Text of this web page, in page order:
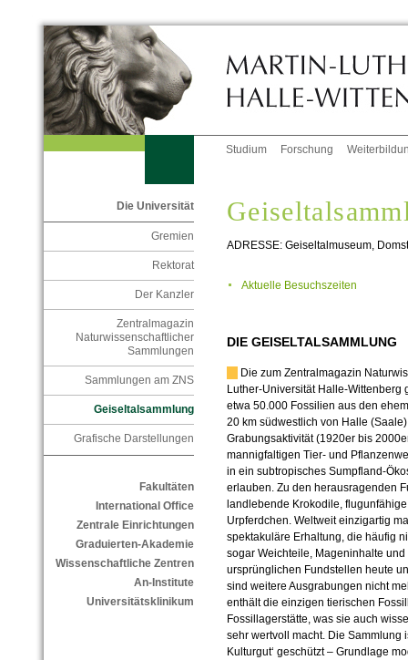
Studium Forschung
Die Universität
Gremien
Rektorat
Der Kanzler
Zentralmagazin
Naturwissenschaftlicher
Sammlungen
Sammlungen am ZNS
Geiseltalsammlung
Grafische Darstellungen
Fakultäten
International Office
Zentrale Einrichtungen
Graduierten-Akademie
Wissenschaftliche Zentren
An-Institute
Universitätsklinikum
ADRESSE: Geiseltalmuseum,
Aktuelle Besuchszeiten
DIE GEISELTALSAMMLUNG
Die zum Zentralmagazin
Luther-Universität Halle-
etwa 50.000 Fossilien aus den
20 km südwestlich von Halle
Grabungsaktivität (1920er bis
mannigfaltigen Tier- und
in ein subtropisches Sumpfland-
erlauben. Zu den herausragenden
landlebende Krokodile,
Urpferdchen. Weltweit einzigartig
spektakuläre Erhaltung, die häufig
sogar Weichteile, Mageninhalte
ursprünglichen Fundstellen heute
sind weitere Ausgrabungen nicht
enthält die einzigen tierischen
Fossillagerstätte, was sie auch
sehr wertvoll macht. Die Sammlung
Kulturgut‘ geschützt – Grundlage